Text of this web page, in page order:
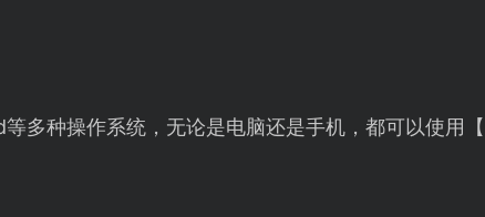
多种操作系统，无论是电脑还是手机，都可以使用【